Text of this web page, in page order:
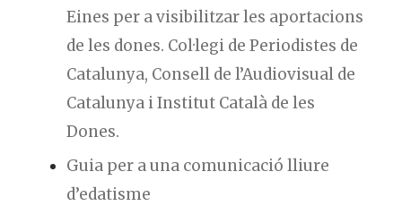
Eines per a visibilitzar les aportacions
de les dones. Col·legi de Periodistes de
Catalunya, Consell de l’Audiovisual de
Catalunya i Institut Català de les
Dones.
Guia per a una comunicació lliure
d’edatisme